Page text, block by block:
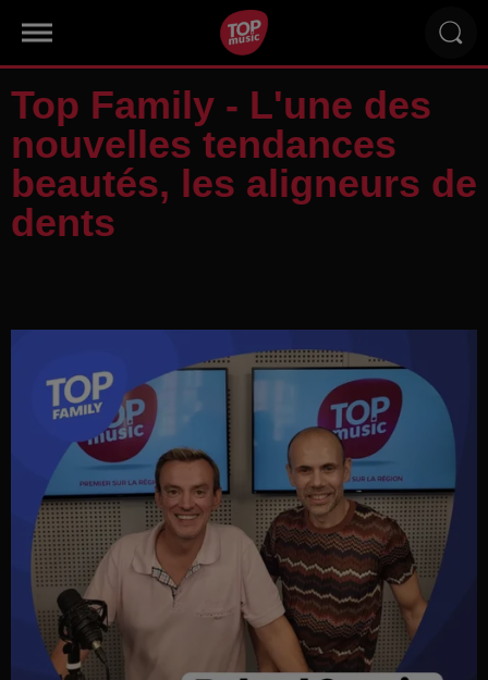
Top Family - L'une des
nouvelles tendances
beautés, les aligneurs de
dents